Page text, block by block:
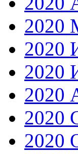
2020
2020
2020
2020
2020
2020